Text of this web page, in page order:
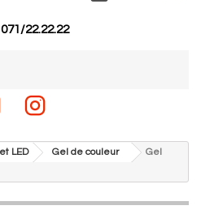
071/22.22.22
LED Gel de couleur
Gel